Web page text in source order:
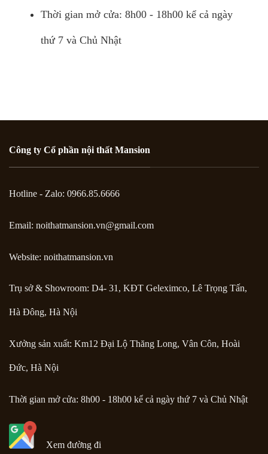
Thời gian mở cửa: 8h00 - 18h00 kể cả ngày
thứ 7 và Chủ Nhật
Công ty Cổ phần nội thất Mansion
Hotline - Zalo: 0966.85.6666
Email: noithatmansion.vn@gmail.com
Website: noithatmansion.vn
Trụ sở & Showroom: D4- 31, KĐT Geleximco, Lê Trọng Tấn,
Hà Đông, Hà Nội
Xưởng sản xuất: Km12 Đại Lộ Thăng Long, Vân Côn, Hoài
Đức, Hà Nội
Thời gian mở cửa: 8h00 - 18h00 kể cả ngày thứ 7 và Chủ Nhật
Xem đường đi